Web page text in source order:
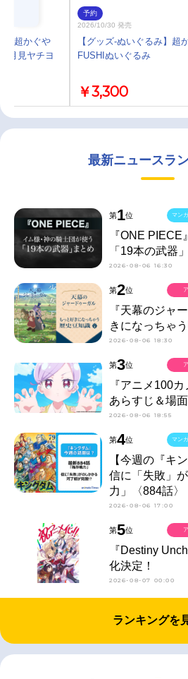
】超かぐや
月見ヤチヨ
予約
2026/10/30 発売
【グッズ-ぬいぐるみ】超
FUSHIぬいぐるみ
￥3,300
最新ニュースラ
第1位
『ONE
「19本の武器
2026-08-06 16:30
マン
第2位
『天幕のジャ
きになっちゃ
2026-08-06 18:30
第3位
『アニメ100
あらすじ＆場
2026-08-06 18:55
第4位
【今週の『キ
信に「失敗」
力」〈884話〉
2026-08-06 17:00
マン
第5位
『Destiny
化決定！
2026-08-07 00:00
ランキングを